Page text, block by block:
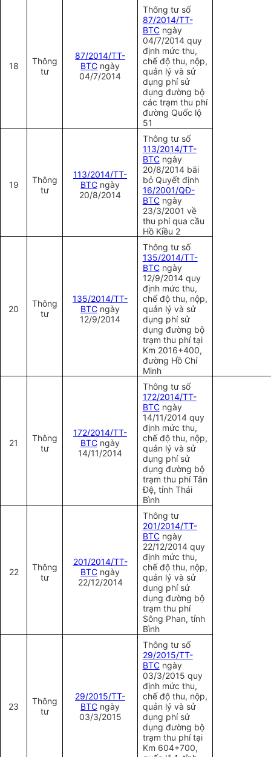
18
Thông
tư
87/2014/TT-
BTC ngày
04/7/2014
Thông tư số
87/2014/TT-
BTCngày
04/7/2014 quy
định mức thu,
chế độ thu, nộp,
quản lý và sử
dụng phí sử
dụng đường bộ
các trạm thu phí
đường Quốc lộ
51
19
Thông
tư
113/2014/TT-
BTC ngày
20/8/2014
Thông tư số
113/2014/TT-
BTCngày
20/8/2014 bãi
bỏ Quyết định
16/2001/QĐ-
BTCngày
23/3/2001 về
thu phí qua cầu
Hồ Kiều 2
20
Thông
tư
135/2014/TT-
BTC ngày
12/9/2014
Thông tư số
135/2014/TT-
BTCngày
12/9/2014 quy
định mức thu,
chế độ thu, nộp,
quản lý và sử
dụng phí sử
dụng đường bộ
trạm thu phí tại
Km 2016+400,
đường Hồ Chí
Minh
21
Thông
tư
172/2014/TT-
BTC ngày
14/11/2014
Thông tư số
172/2014/TT-
BTCngày
14/11/2014 quy
định mức thu,
chế độ thu, nộp,
quản lý và sử
dụng phí sử
dụng đường bộ
trạm thu phí Tân
Đệ, tỉnh Thái
Bình
22
Thông
tư
201/2014/TT-
BTC ngày
22/12/2014
Thông tư
201/2014/TT-
BTCngày
22/12/2014 quy
định mức thu,
chế độ thu, nộp,
quản lý và sử
dụng phí sử
dụng đường bộ
trạm thu phí
Sông Phan, tỉnh
Bình
23
Thông
tư
29/2015/TT-
BTC ngày
03/3/2015
Thông tư số
29/2015/TT-
BTCngày
03/3/2015 quy
định mức thu,
chế độ thu, nộp,
quản lý và sử
dụng phí sử
dụng đường bộ
trạm thu phí tại
Km 604+700,